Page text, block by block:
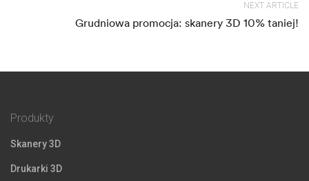
NEXT ARTICLE
Grudniowa promocja: skanery 3D 10% taniej!
Produkty
Skanery 3D
Drukarki 3D